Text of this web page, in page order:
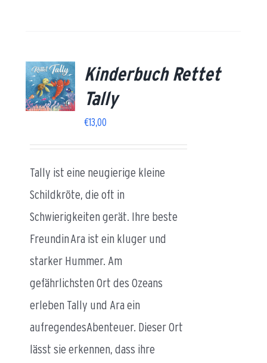
Kinderbuch Rettet
Tally
€13,00
Tally ist eine neugierige kleine
Schildkröte, die oft in
Schwierigkeiten gerät. Ihre beste
FreundinAra ist ein kluger und
starker Hummer. Am
gefährlichsten Ort des Ozeans
erleben Tally und Ara ein
aufregendesAbenteuer. Dieser Ort
lässt sie erkennen, dass ihre